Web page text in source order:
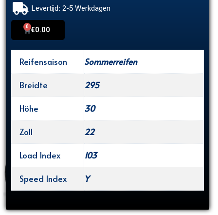
Levertijd: 2-5 Werkdagen
€0.00
0
Cart
Reifensaison
Sommerreifen
Breidte
295
Höhe
30
Zoll
22
Load Index
103
Speed Index
Y